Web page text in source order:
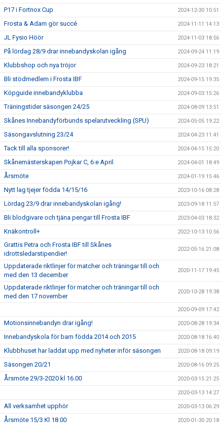
P17 i Fortnox Cup 2024-12-30 10:51
Frosta & Adam gör succé 2024-11-11 14:13
JL Fysio Höör 2024-11-03 18:56
På lördag 28/9 drar innebandyskolan igång 2024-09-24 11:19
Klubbshop och nya tröjor 2024-09-23 18:21
Bli stödmedlem i Frosta IBF 2024-09-15 19:35
Köpguide innebandyklubba 2024-09-03 15:26
Träningstider säsongen 24/25 2024-08-09 13:51
Skånes Innebandyförbunds spelarutveckling (SPU) 2024-05-05 19:22
Säsongavslutning 23/24 2024-04-23 11:41
Tack till alla sponsorer! 2024-04-15 15:20
Skånemästerskapen Pojkar C, 6:e April 2024-04-01 18:49
Årsmöte 2024-01-19 15:46
Nytt lag tjejer födda 14/15/16 2023-10-16 08:28
Lördag 23/9 drar innebandyskolan igång! 2023-09-18 11:57
Bli blodgivare och tjäna pengar till Frosta IBF 2023-04-03 18:32
Knäkontroll+ 2022-10-13 10:56
Grattis Petra och Frosta IBF till Skånes
idrottsledarstipendier!
2022-05-16 21:08
Uppdaterade riktlinjer för matcher och träningar till och
med den 13 december
2020-11-17 19:45
Uppdaterade riktlinjer för matcher och träningar till och
med den 17 november
2020-10-28 19:38
2020-09-09 17:42
Motionsinnebandyn drar igång! 2020-08-28 19:34
Innebandyskola för barn födda 2014 och 2015 2020-08-18 16:40
Klubbhuset har laddat upp med nyheter inför säsongen 2020-08-18 09:19
Säsongen 20/21 2020-08-16 09:25
Årsmöte 29/3-2020 kl 16.00 2020-03-15 21:25
2020-03-13 14:27
All verksamhet upphör 2020-03-13 06:29
Årsmöte 15/3 Kl 18.00 2020-01-30 20:18